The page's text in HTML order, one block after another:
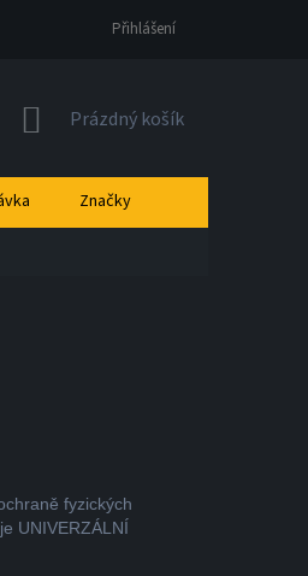
Přihlášení
NÁKUPNÍ
Prázdný košík
Značky
fyzických
UNIVERZÁLNÍ